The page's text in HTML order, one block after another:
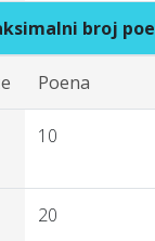
broj
Poena
10
20